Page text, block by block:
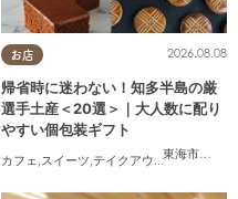
知多市 美浜町 南知多町
お店
東海市
,大府
2026.08.08
帰省時に迷わない！知多半島の厳
選手土産＜20選＞｜大人数に配り
やすい個包装ギフト
カフェ スイーツ テイクアウト ,まとめ記事